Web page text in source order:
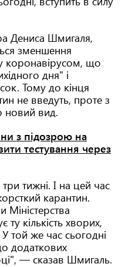
Дениса Шмигаля,
зменшення
коронавірусом, що
дня" і
Тому до кінця
не введуть, проте з
новий вид.
з підозрою на
тестування через
тижні. І на цей час
карантин.
кількість хворих,
той же час сьогодні
додаткових
— сказав Шмигаль.